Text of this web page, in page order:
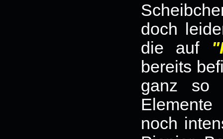
doch
die auf
bereits
ganz so
noch